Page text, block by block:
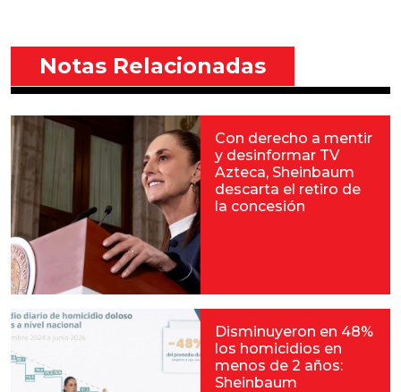
Notas Relacionadas
Con derecho a mentir
y desinformar TV
Azteca, Sheinbaum
descarta el retiro de
la concesión
Disminuyeron en 48%
los homicidios en
menos de 2 años:
Sheinbaum